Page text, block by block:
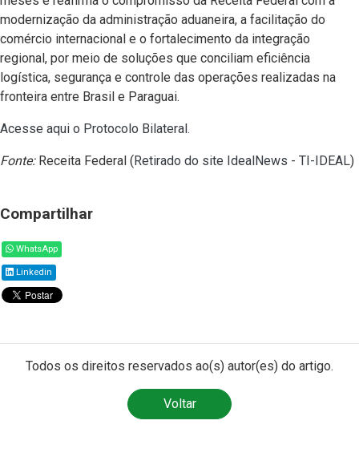
modernização da administração aduaneira, a facilitação do
comércio internacional e o fortalecimento da integração
regional, por meio de soluções que conciliam eficiência
logística, segurança e controle das operações realizadas na
fronteira entre Brasil e Paraguai.
Acesse aqui o Protocolo Bilateral.
Fonte:Receita Federal (Retirado do site IdealNews - TI-IDEAL)
Compartilhar
WhatsApp
Linkedin
Todos os direitos reservados ao(s) autor(es) do artigo.
Voltar